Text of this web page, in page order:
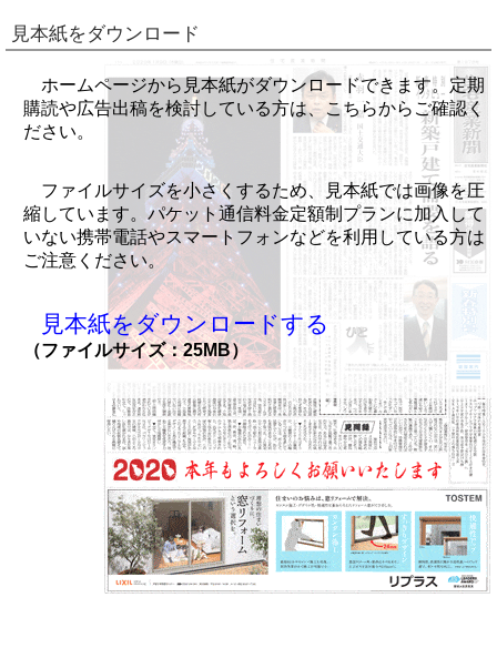
見本紙をダウンロード
ホームページから見本紙がダウンロードできます。定期
購読や広告出稿を検討している方は、こちらからご確認く
ださい。
ファイルサイズを小さくするため、見本紙では画像を圧
縮しています。パケット通信料金定額制プランに加入して
いない携帯電話やスマートフォンなどを利用している方は
ご注意ください。
見本紙をダウンロードする
（ファイルサイズ：25MB）